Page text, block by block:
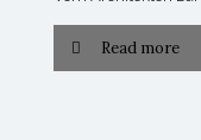
Read more